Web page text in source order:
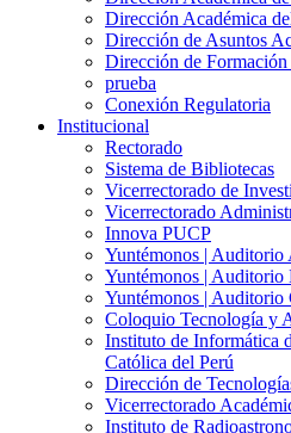
Dirección Académica
Dirección de Asuntos
Dirección de
prueba
Conexión Regulatoria
Institucional
Rectorado
Sistema de Bibliotecas
Vicerrectorado de
Vicerrectorado
Innova PUCP
Yuntémonos | Auditorio
Yuntémonos | Auditorio
Yuntémonos | Auditorio
Coloquio Tecnología y
Instituto de Informática
Católica del Perú
Dirección de
Vicerrectorado
Instituto de